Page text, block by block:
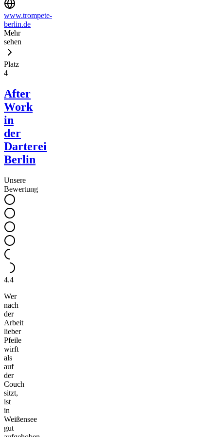
www.trompete-
berlin.de
Mehr
sehen
Platz
4
After
Work
in
der
Darterei
Berlin
Unsere
Bewertung
4.4
Wer
nach
der
Arbeit
lieber
Pfeile
wirft
als
auf
der
Couch
sitzt,
ist
in
Weißensee
gut